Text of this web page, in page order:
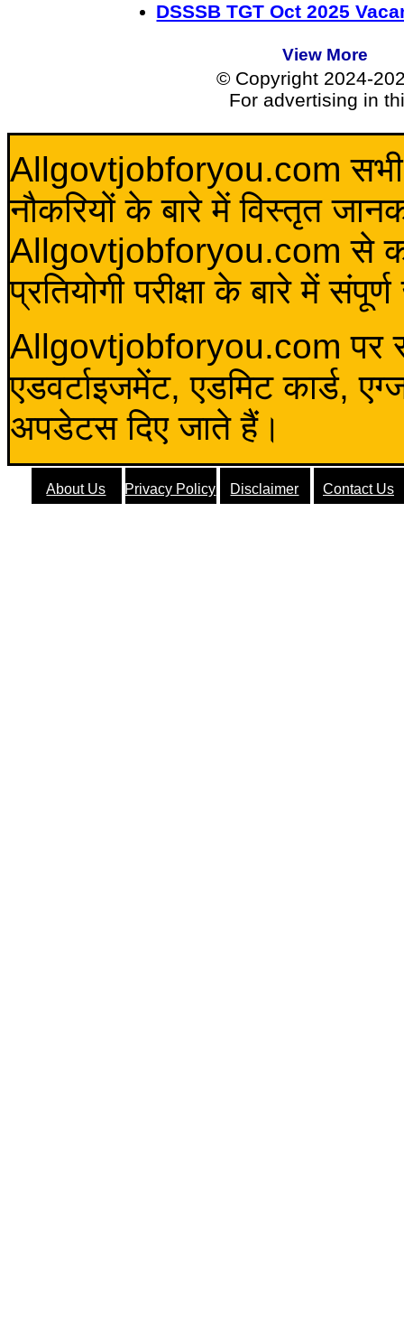
DSSSB TGT Oct 2025
View More
© Copyright 2024-
For advertising in
Allgovtjobforyou.com सभी
नौकरियों के बारे में विस्तृत
Allgovtjobforyou.com से कोई
प्रतियोगी परीक्षा के बारे में
Allgovtjobforyou.com पर
एडवर्टाइजमेंट, एडमिट कार्ड,
अपडेटस दिए जाते हैं।
About Us Privacy Policy Disclaimer Contact Us